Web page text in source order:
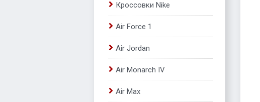
Кроссовки Nike
Air Force 1
Air Jordan
Air Monarch IV
Air Max